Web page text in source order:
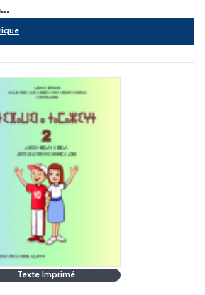
Texte Imprimé